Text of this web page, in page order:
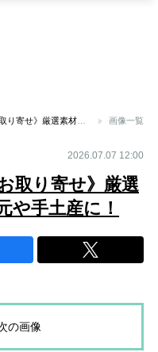
《食のプロいち押しのお取り寄せ》厳選素材の“夏グルメ”お中元や手土産に！ 画像一覧
2026.07.07 12:00
取り寄せ》厳選
や手土産に！
の画像